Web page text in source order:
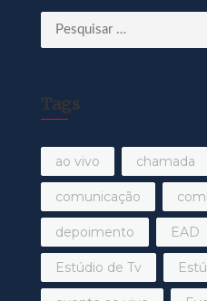
Pesquisar
por:
Tags
ao vivo chamada
comunicação
depoimento EAD
Estúdio de Tv